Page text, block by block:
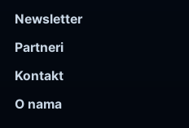
Newsletter
Partneri
Kontakt
O nama